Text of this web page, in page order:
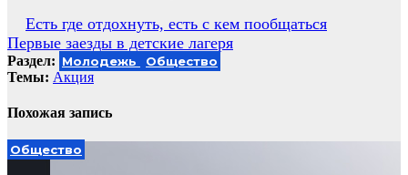
Навигация
по
записям
Есть где отдохнуть, есть с кем пообщаться
Первые заезды в детские лагеря
Раздел: Молодежь Общество
Темы: Акция
Похожая запись
Общество